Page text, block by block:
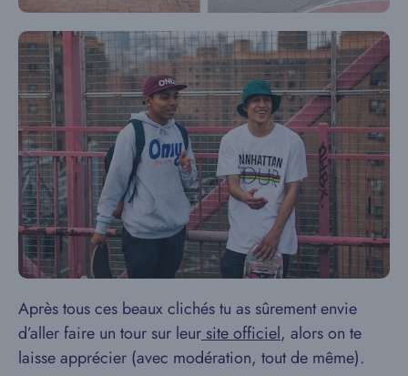
Après tous ces beaux clichés tu as sûrement envie
d’aller faire un tour sur leur site officiel, alors on te
laisse apprécier (avec modération, tout de même).